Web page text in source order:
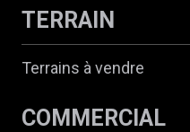
TERRAIN
Terrains à vendre
COMMERCIAL